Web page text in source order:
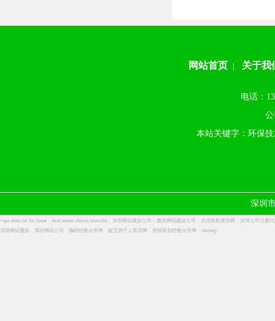
网站首页 关于我
电话：
本站关键字：环保
深圳
vape detector for home best smoke alarms australia 深圳网站建设公司 惠州网站建设公司 步进电机资讯网
深圳公司注册
深圳网站建设
深圳网站公司 编程经验分享网 赵宝的个人简历网 营销策划经验分享网 sitemap